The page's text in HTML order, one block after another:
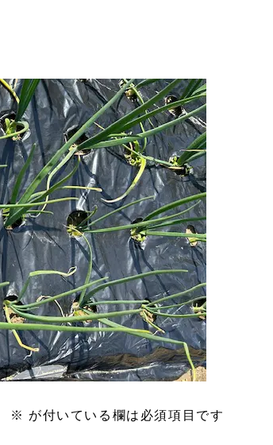
※ が付いている欄は必須項目です